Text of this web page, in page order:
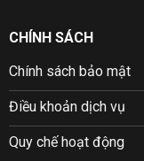
CHÍNH SÁCH
Chính sách bảo mật
Điều khoản dịch vụ
Quy chế hoạt động